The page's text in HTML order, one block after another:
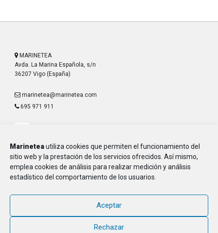
Marineteautiliza cookies que permiten el funcionamiento del
sitio web y la prestación de los servicios ofrecidos. Así mismo,
emplea cookies de análisis para realizar medición y análisis
estadístico del comportamiento de los usuarios.
Aceptar
Rechazar
MARINETEA
Avda. La Marina Española, s/n
36207 Vigo (España)
marinetea@marinetea.com
695 971 911
Aviso Legal
Política de Privacidad
Política de Cookies
MARINETEA, Asociación de Marineros de la E.T.E.A. y Armada, CIF G-